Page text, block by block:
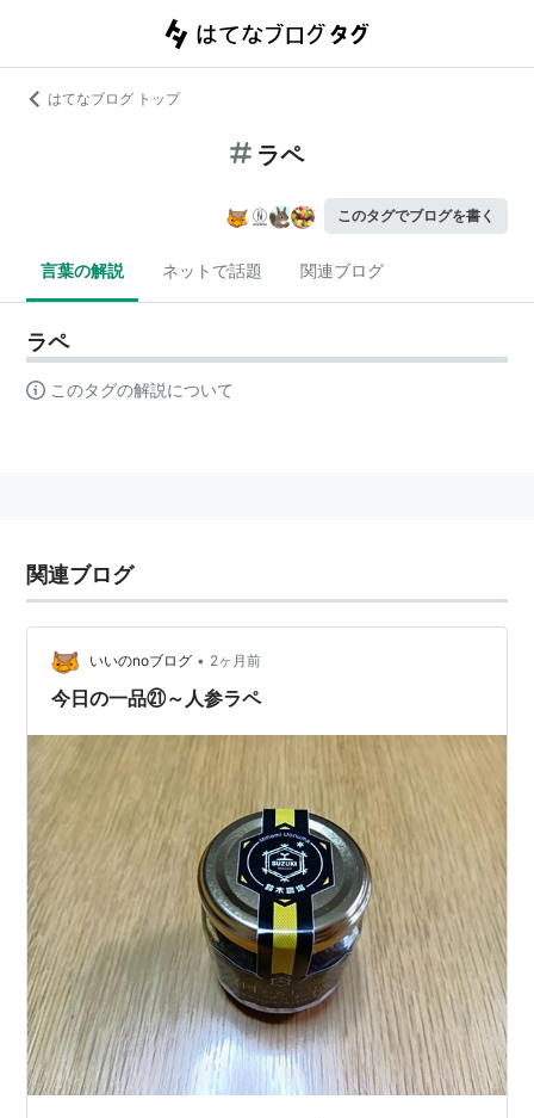
はてなブログ トップ
ラペ
このタグでブログを書く
言葉の解説 ネットで話題 関連ブログ
ラペ
このタグの解説について
関連ブログ
いいのnoブログ • 2ヶ月前
今日の一品㉑～人参ラペ